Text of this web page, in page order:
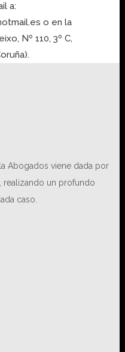
a:
o en la
Nº 110, 3º C,
Abogados viene dada por
realizando un profundo
caso.